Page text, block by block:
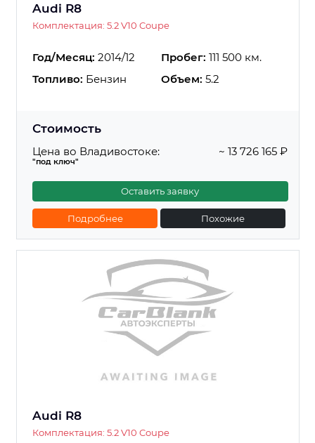
Audi R8
Комплектация: 5.2 V10 Coupe
Год/Месяц: 2014/12 Пробег: 111 500 км.
Топливо: Бензин Объем: 5.2
Стоимость
Цена во Владивостоке:
"под ключ"
~ 13 726 165 ₽
Оставить заявку
Подробнее Похожие
Audi R8
Комплектация: 5.2 V10 Coupe